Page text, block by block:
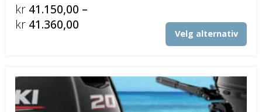
kr 41.150,00 –
kr 41.360,00Prisområde:
Velg alternativ